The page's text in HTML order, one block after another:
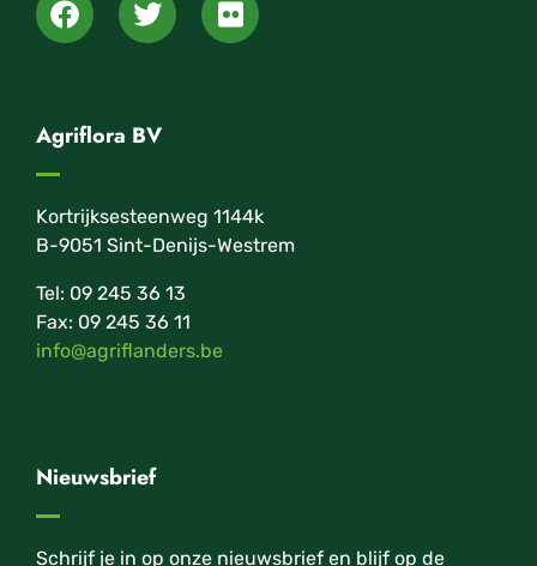
Agriflora BV
Kortrijksesteenweg 1144k
B-9051 Sint-Denijs-Westrem
Tel: 09 245 36 13
Fax: 09 245 36 11
info@agriflanders.be
Nieuwsbrief
Schrijf je in op onze nieuwsbrief en blijf op de